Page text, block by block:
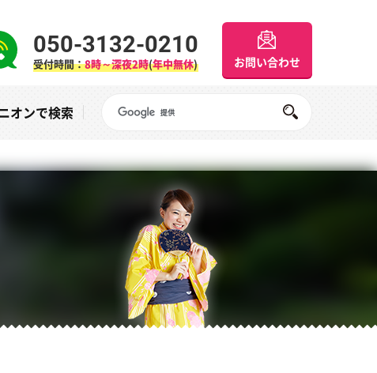
050-3132-0210
受付時間：8時～深夜2時(年中無休) お問い合わせ
オンで検索